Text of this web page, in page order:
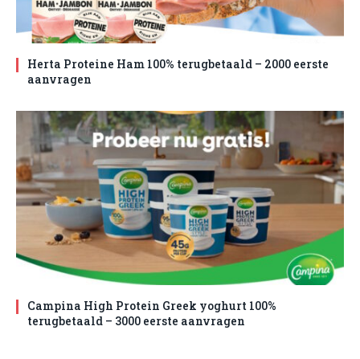
Herta Proteine Ham 100% terugbetaald – 2000 eerste
aanvragen
Campina High Protein Greek yoghurt 100%
terugbetaald – 3000 eerste aanvragen